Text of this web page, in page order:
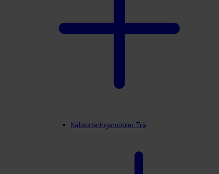
Källsorteringsmöbler Trä